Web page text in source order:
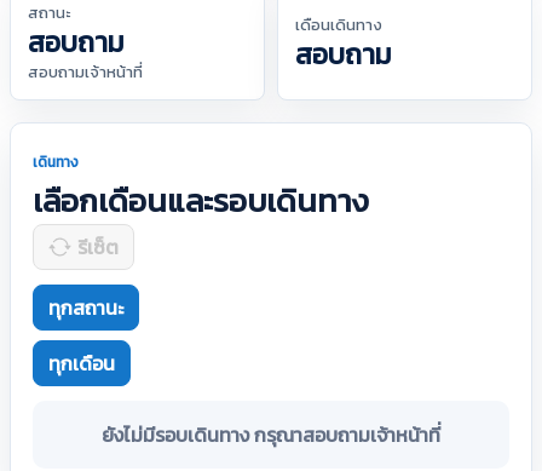
สถานะ
สอบถาม
สอบถามเจ้าหน้าที่
เดือนเดินทาง
สอบถาม
เดินทาง
เลือกเดือนและรอบเดินทาง
รีเซ็ต
ทุกสถานะ
ทุกเดือน
ยังไม่มีรอบเดินทาง กรุณาสอบถามเจ้าหน้าที่